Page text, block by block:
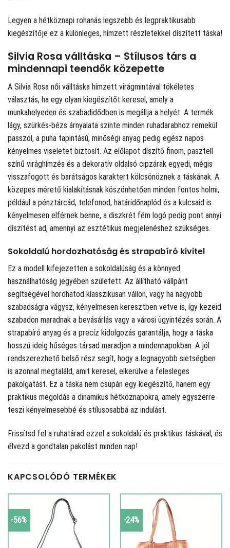
Legyen a hétköznapi rohanás legszebb és legpraktikusabb
kiegészítője ez a különleges, hímzett részletekkel díszített táska!
Silvia Rosa válltáska – Stílusos társ a
mindennapi teendők közepette
A Silvia Rosa női válltáska hímzett virágmintával tökéletes
választás, ha egy olyan kiegészítőt keresel, amely a
munkahelyeden és szabadidődben is megállja a helyét. A termék
lágy, szürkés-bézs árnyalata szinte minden ruhadarabhoz remekül
passzol, a puha tapintású, minőségi anyag pedig egész napos
kényelmes viseletet biztosít. Az előlapot díszítő finom, pasztell
színű virághímzés és a dekoratív oldalsó cipzárak egyedi, mégis
visszafogott és barátságos karaktert kölcsönöznek a táskának. A
közepes méretű kialakításnak köszönhetően minden fontos holmi,
például a pénztárcád, telefonod, határidőnaplód és a kulcsaid is
kényelmesen elférnek benne, a diszkrét fém logó pedig pont annyi
díszítést ad, amennyi az esztétikus megjelenéshez szükséges.
Sokoldalú hordozhatóság és strapabíró kivitel
Ez a modell kifejezetten a sokoldalúság és a könnyed
használhatóság jegyében született. Az állítható vállpánt
segítségével hordhatod klasszikusan vállon, vagy ha nagyobb
szabadságra vágysz, kényelmesen keresztben vetve is, így kezeid
szabadon maradnak a bevásárlás vagy a városi ügyintézés során. A
strapabíró anyag és a precíz kidolgozás garantálja, hogy a táska
hosszú ideig hűséges társad maradjon a mindennapokban. A jól
rendszerezhető belső rész segít, hogy a legnagyobb sietségben
is azonnal megtaláld, amit keresel, elkerülve a felesleges
pakolgatást. Ez a táska nem csupán egy kiegészítő, hanem egy
praktikus megoldás a dinamikus hétköznapokra, amely egyszerre
teszi kényelmesebbé és stílusosabbá az indulást.
Frissítsd fel a ruhatárad ezzel a sokoldalú és praktikus táskával, és
élvezd a gondtalan pakolást minden nap!
KAPCSOLÓDÓ TERMÉKEK
-56% -24%